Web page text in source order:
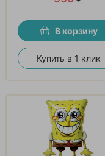
В корзину
Купить в 1 клик